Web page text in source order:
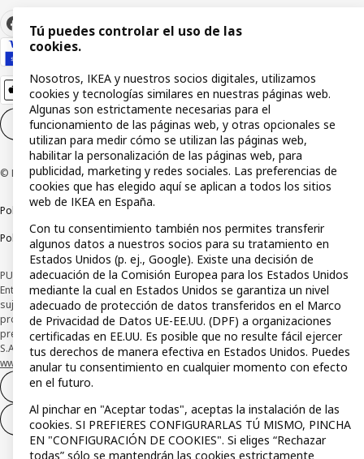
Configuración de cookies ES
© Inter IKEA Systems B.V 1999-2026
Política de privacidad Política de cookies
Política de divulgación responsable
PUBLICIDAD: *Financiación a través de la tarjeta IKEA VISA emitida por la
Entidad de Pago híbrida CaixaBank Payments & Consumer, E.F.C., E.P., S.A.U., y
sujeta a su organización. La entidad ha escogido como sistema de
protección de los fondos recibidos de usuarios de servicios de pago que
presta su depósito en una cuenta bancaria separada abierta en CaixaBank,
S.A. Conoce más acerca de las formas de pago de tu tarjeta aquí:
www.caixabankpc.com/es/productos. ​
Desistimiento del contrato
Desistimiento de solo servicios
Tú puedes controlar el uso de las
cookies.
Nosotros, IKEA y nuestros socios digitales, utilizamos
cookies y tecnologías similares en nuestras páginas web.
Algunas son estrictamente necesarias para el
funcionamiento de las páginas web, y otras opcionales se
utilizan para medir cómo se utilizan las páginas web,
habilitar la personalización de las páginas web, para
publicidad, marketing y redes sociales. Las preferencias de
cookies que has elegido aquí se aplican a todos los sitios
web de IKEA en España.
Con tu consentimiento también nos permites transferir
algunos datos a nuestros socios para su tratamiento en
Estados Unidos (p. ej., Google). Existe una decisión de
adecuación de la Comisión Europea para los Estados Unidos
mediante la cual en Estados Unidos se garantiza un nivel
adecuado de protección de datos transferidos en el Marco
de Privacidad de Datos UE-EE.UU. (DPF) a organizaciones
certificadas en EE.UU. Es posible que no resulte fácil ejercer
tus derechos de manera efectiva en Estados Unidos. Puedes
anular tu consentimiento en cualquier momento con efecto
en el futuro.
Al pinchar en "Aceptar todas", aceptas la instalación de las
cookies. SI PREFIERES CONFIGURARLAS TÚ MISMO, PINCHA
EN "CONFIGURACIÓN DE COOKIES". Si eliges “Rechazar
todas” sólo se mantendrán las cookies estrictamente